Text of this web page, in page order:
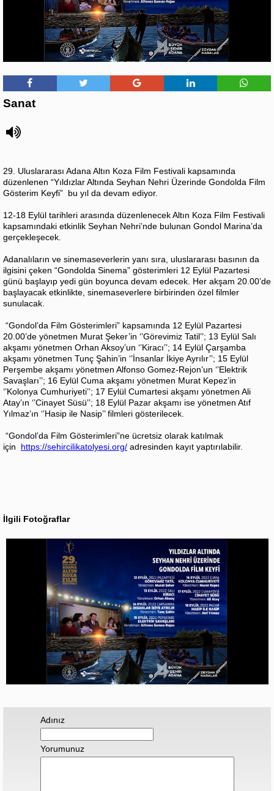
Sanat
29. Uluslararası Adana Altın Koza Film Festivali kapsamında
düzenlenen “Yıldızlar Altında Seyhan Nehri Üzerinde Gondolda Film
Gösterim Keyfi” bu yıl da devam ediyor.
12-18 Eylül tarihleri arasında düzenlenecek Altın Koza Film Festivali
kapsamındaki etkinlik Seyhan Nehri’nde bulunan Gondol Marina’da
gerçekleşecek.
Adanalıların ve sinemaseverlerin yanı sıra, uluslararası basının da
ilgisini çeken “Gondolda Sinema” gösterimleri 12 Eylül Pazartesi
günü başlayıp yedi gün boyunca devam edecek. Her akşam 20.00’de
başlayacak etkinlikte, sinemaseverlere birbirinden özel filmler
sunulacak.
“Gondol’da Film Gösterimleri” kapsamında 12 Eylül Pazartesi
20.00’de yönetmen Murat Şeker’in ‘’Görevimiz Tatil’’; 13 Eylül Salı
akşamı yönetmen Orhan Aksoy’un ‘’Kiracı’’; 14 Eylül Çarşamba
akşamı yönetmen Tunç Şahin’in ‘’İnsanlar İkiye Ayrılır’’; 15 Eylül
Perşembe akşamı yönetmen Alfonso Gomez-Rejon’un ‘’Elektrik
Savaşları’’; 16 Eylül Cuma akşamı yönetmen Murat Kepez’in
‘’Kolonya Cumhuriyeti’’; 17 Eylül Cumartesi akşamı yönetmen Ali
Atay’ın ‘’Cinayet Süsü’’; 18 Eylül Pazar akşamı ise yönetmen Atıf
Yılmaz’ın ‘’Hasip ile Nasip’’ filmleri gösterilecek.
“Gondol’da Film Gösterimleri”ne ücretsiz olarak katılmak
için https://sehircilikatolyesi.org/ adresinden kayıt yaptırılabilir.
İlgili Fotoğraflar
Adınız
Yorumunuz